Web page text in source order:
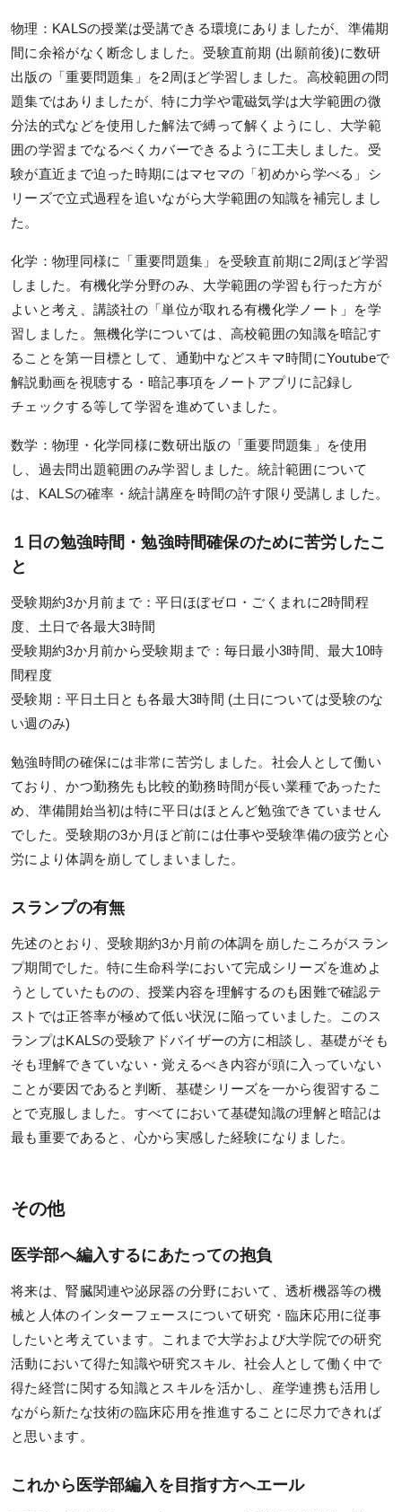
受講までの流れ
ガイダンス情報
講義スケジュール
各種申込
WEB申込後のお支払方法
窓口申込
お申込後の流れ
資料請求
システム環境
WEBサイトご利用環境
テストバンク・テストエンジン推奨環境
利用規約
特定商取引法に基づく表示
教材等転売に関する禁止のお願い
物理：KALSの授業は受講できる環境にありましたが、準備期
間に余裕がなく断念しました。受験直前期 (出願前後)に数研
出版の「重要問題集」を2周ほど学習しました。高校範囲の問
題集ではありましたが、特に力学や電磁気学は大学範囲の微
分法的式などを使用した解法で縛って解くようにし、大学範
囲の学習までなるべくカバーできるように工夫しました。受
験が直近まで迫った時期にはマセマの「初めから学べる」シ
リーズで立式過程を追いながら大学範囲の知識を補完しまし
た。
化学：物理同様に「重要問題集」を受験直前期に2周ほど学習
しました。有機化学分野のみ、大学範囲の学習も行った方が
よいと考え、講談社の「単位が取れる有機化学ノート」を学
習しました。無機化学については、高校範囲の知識を暗記す
ることを第一目標として、通勤中などスキマ時間にYoutubeで
解説動画を視聴する・暗記事項をノートアプリに記録し
チェックする等して学習を進めていました。
数学：物理・化学同様に数研出版の「重要問題集」を使用
し、過去問出題範囲のみ学習しました。統計範囲について
は、KALSの確率・統計講座を時間の許す限り受講しました。
１日の勉強時間・勉強時間確保のために苦労したこ
と
受験期約3か月前まで：平日ほぼゼロ・ごくまれに2時間程
度、土日で各最大3時間
受験期約3か月前から受験期まで：毎日最小3時間、最大10時
間程度
受験期：平日土日とも各最大3時間 (土日については受験のな
い週のみ)
勉強時間の確保には非常に苦労しました。社会人として働い
ており、かつ勤務先も比較的勤務時間が長い業種であったた
め、準備開始当初は特に平日はほとんど勉強できていません
でした。受験期の3か月ほど前には仕事や受験準備の疲労と心
労により体調を崩してしまいました。
スランプの有無
先述のとおり、受験期約3か月前の体調を崩したころがスラン
プ期間でした。特に生命科学において完成シリーズを進めよ
うとしていたものの、授業内容を理解するのも困難で確認テ
ストでは正答率が極めて低い状況に陥っていました。このス
ランプはKALSの受験アドバイザーの方に相談し、基礎がそも
そも理解できていない・覚えるべき内容が頭に入っていない
ことが要因であると判断、基礎シリーズを一から復習するこ
とで克服しました。すべてにおいて基礎知識の理解と暗記は
最も重要であると、心から実感した経験になりました。
その他
医学部へ編入するにあたっての抱負
将来は、腎臓関連や泌尿器の分野において、透析機器等の機
械と人体のインターフェースについて研究・臨床応用に従事
したいと考えています。これまで大学および大学院での研究
活動において得た知識や研究スキル、社会人として働く中で
得た経営に関する知識とスキルを活かし、産学連携も活用し
ながら新たな技術の臨床応用を推進することに尽力できれば
と思います。
これから医学部編入を目指す方へエール